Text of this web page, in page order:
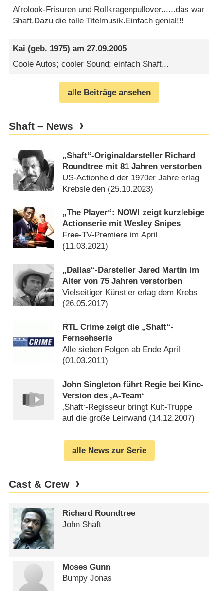
Afrolook-Frisuren und Rollkragenpullover......das war
Shaft.Dazu die tolle Titelmusik.Einfach genial!!!
Kai (geb. 1975) am27.09.2005
Coole Autos; cooler Sound; einfach Shaft...
alle Beiträge ansehen
Shaft – News
„Shaft“-Originaldarsteller Richard
Roundtree mit 81 Jahren verstorben
US-Actionheld der 1970er Jahre erlag
Krebsleiden (25.10.2023)
„The Player“: NOW! zeigt kurzlebige
Actionserie mit Wesley Snipes
Free-TV-Premiere im April
(11.03.2021)
„Dallas“-Darsteller Jared Martin im
Alter von 75 Jahren verstorben
Vielseitiger Künstler erlag dem Krebs
(26.05.2017)
RTL Crime zeigt die „Shaft“-
Fernsehserie
Alle sieben Folgen ab Ende April
(01.03.2011)
John Singleton führt Regie bei Kino-
Version des ‚A-Team‘
‚Shaft‘-Regisseur bringt Kult-Truppe
auf die große Leinwand (14.12.2007)
alle News zur Serie
Cast & Crew
Richard Roundtree
John Shaft
Moses Gunn
Bumpy Jonas